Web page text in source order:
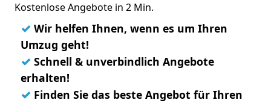
Kostenlose Angebote in 2 Min.
✓ Wir helfen Ihnen, wenn es um Ihren
Umzug geht!
✓ Schnell & unverbindlich Angebote
erhalten!
✓ Finden Sie das beste Angebot für Ihren